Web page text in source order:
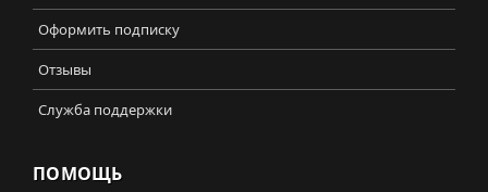
Оформить подписку
Отзывы
Служба поддержки
ПОМОЩЬ